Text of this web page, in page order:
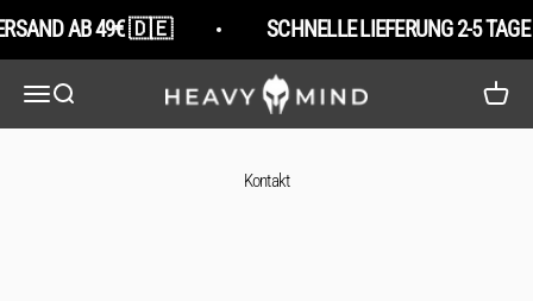
AB 49€ 🇩🇪 SCHNELLE LIEFERUNG 2-5 TAGE
Navigationsmenü öffnen
Suche öffnen HeavyMind
Kontakt